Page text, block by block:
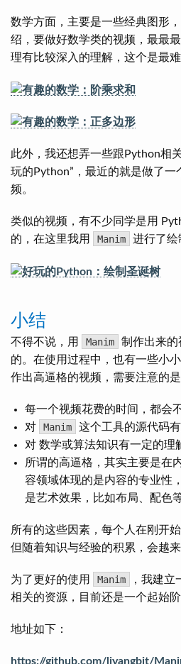
数学方面，主要是一些经典图形
绍，要做好数学类的视频，最最
理有比较深入的理解，这个是最
此外，我还想弄一些跟Python相
玩的Python”，最近的就是做了一
频。
类似的视频，有不少同学是用
的，在这里我用
Manim 进行了绘
小结
不得不说，用 Manim
制作出来
的。在使用过程中，也有一些小
作出高逼格的视频，需要注意的是
每一个视频花费的时间，都会
对
Manim
这个工具的源代码
对 数学或算法知识有一定的理
所谓的高逼格，其实主要是在
容领域体现的是内容的专业性
是艺术效果，比如布局、配色等
所有的这些因素，每个人在刚开
但随着知识与经验的积累，会越来
为了更好的使用 Manim
，我建
相关的资源，目前还是一个起始
地址如下：
https://github.com/liyangbit/